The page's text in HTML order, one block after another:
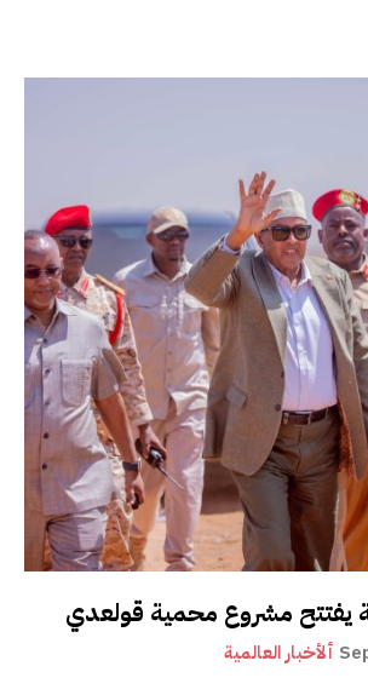
يفتتح مشروع محمية قولعدي
ألأخبار العالمية